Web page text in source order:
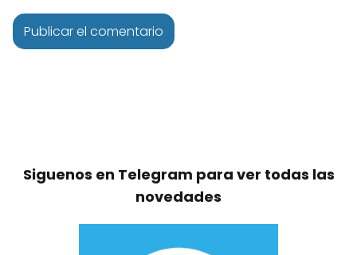
Siguenos en Telegram para ver todas las
novedades